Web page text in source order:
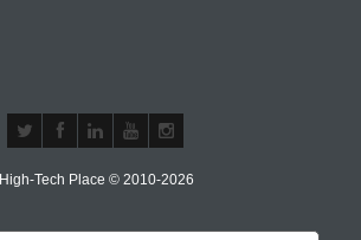
High-Tech Place © 2010-2026